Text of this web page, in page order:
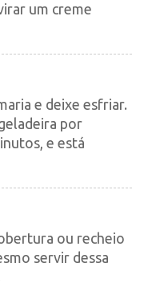
um creme
e deixe esfriar.
por
e está
ou recheio
servir dessa